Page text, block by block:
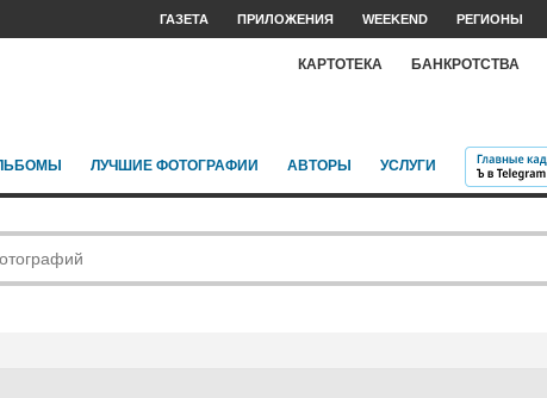
ГАЗЕТА ПРИЛОЖЕНИЯ WEEKEND РЕГИОНЫ
КАРТОТЕКА БАНКРОТСТВА
ЛУЧШИЕ ФОТОГРАФИИ АВТОРЫ УСЛУГИ